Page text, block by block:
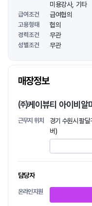
미용강사 기타
급여조건 급여협의
고용형태 협의
경력조건 무관
성별조건 무관
매장정보
㈜케이뷰티 아이비알
근무지 위치
경기 수원시 팔
버)
담당자
온라인지원